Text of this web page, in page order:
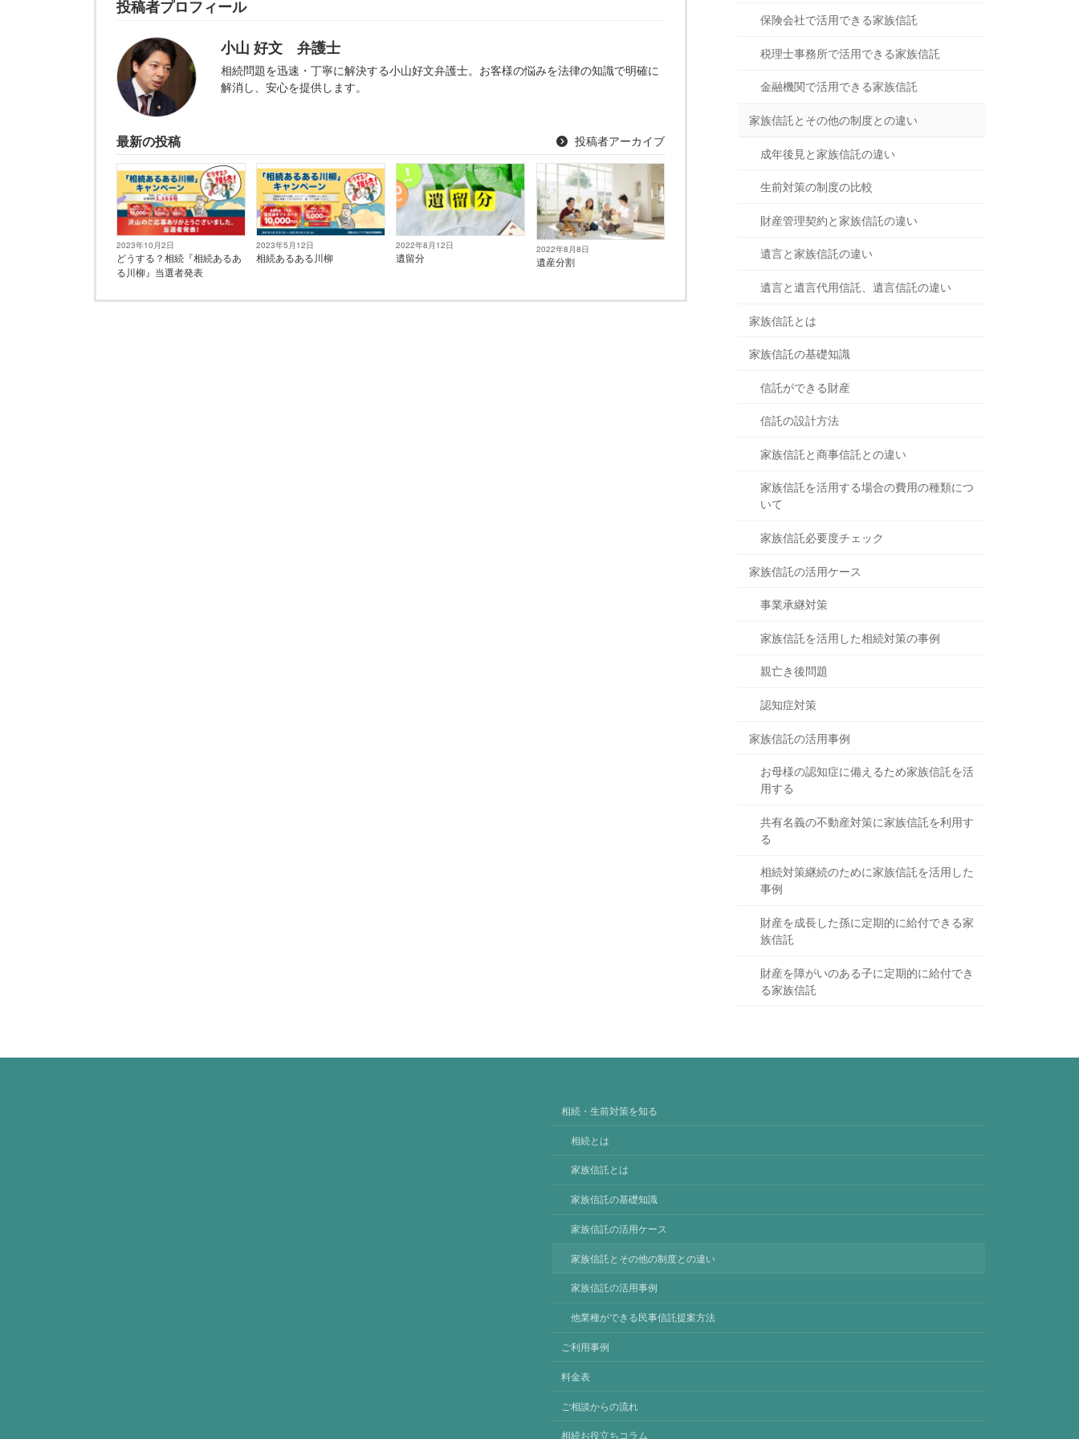
投稿者プロフィール
小山 好文 弁護士
相続問題を迅速・丁寧に解決する小山好文弁護士。お客様の悩みを法律の知識で明確に
解消し、安心を提供します。
最新の投稿 投稿者アーカイブ
2023年10月2日
どうする？相続『相続あるあ
る川柳』当選者発表
2023年5月12日
相続あるある川柳
2022年8月12日
遺留分
2022年8月8日
遺産分割
保険会社で活用できる家族信託
税理士事務所で活用できる家族信託
金融機関で活用できる家族信託
家族信託とその他の制度との違い
成年後見と家族信託の違い
生前対策の制度の比較
財産管理契約と家族信託の違い
遺言と家族信託の違い
遺言と遺言代用信託、遺言信託の違い
家族信託とは
家族信託の基礎知識
信託ができる財産
信託の設計方法
家族信託と商事信託との違い
家族信託を活用する場合の費用の種類につ
いて
家族信託必要度チェック
家族信託の活用ケース
事業承継対策
家族信託を活用した相続対策の事例
親亡き後問題
認知症対策
家族信託の活用事例
お母様の認知症に備えるため家族信託を活
用する
共有名義の不動産対策に家族信託を利用す
る
相続対策継続のために家族信託を活用した
事例
財産を成長した孫に定期的に給付できる家
族信託
財産を障がいのある子に定期的に給付でき
る家族信託
相続・生前対策を知る
相続とは
家族信託とは
家族信託の基礎知識
家族信託の活用ケース
家族信託とその他の制度との違い
家族信託の活用事例
他業種ができる民事信託提案方法
ご利用事例
料金表
ご相談からの流れ
相続お役立ちコラム